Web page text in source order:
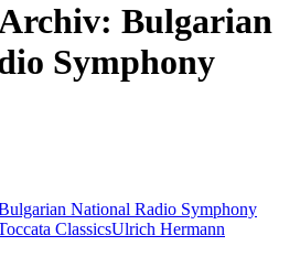
Bulgarian
Symphony
National Radio Symphony
ClassicsUlrich Hermann